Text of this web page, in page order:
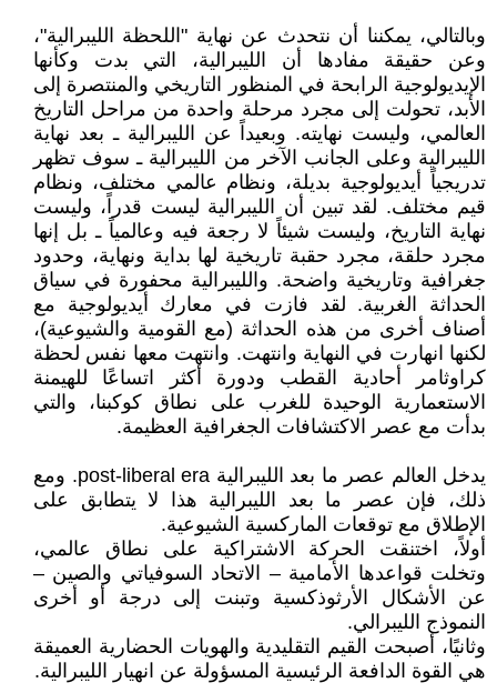
وبالتالي، يمكننا أن نتحدث عن نهاية "اللحظة الليبرالية"،
وعن حقيقة مفادها أن الليبرالية، التي بدت وكأنها
الإيديولوجية الرابحة في المنظور التاريخي والمنتصرة إلى
الأبد، تحولت إلى مجرد مرحلة واحدة من مراحل التاريخ
العالمي، وليست نهايته. وبعيداً عن الليبرالية ـ بعد نهاية
الليبرالية وعلى الجانب الآخر من الليبرالية ـ سوف تظهر
تدريجياً أيديولوجية بديلة، ونظام عالمي مختلف، ونظام
قيم مختلف. لقد تبين أن الليبرالية ليست قدراً، وليست
نهاية التاريخ، وليست شيئاً لا رجعة فيه وعالمياً ـ بل إنها
مجرد حلقة، مجرد حقبة تاريخية لها بداية ونهاية، وحدود
جغرافية وتاريخية واضحة. والليبرالية محفورة في سياق
الحداثة الغربية. لقد فازت في معارك أيديولوجية مع
أصناف أخرى من هذه الحداثة (مع القومية والشيوعية)،
لكنها انهارت في النهاية وانتهت. وانتهت معها نفس لحظة
كراوثامر أحادية القطب ودورة أكثر اتساعًا للهيمنة
الاستعمارية الوحيدة للغرب على نطاق كوكبنا، والتي
بدأت مع عصر الاكتشافات الجغرافية العظيمة.
يدخل العالم عصر ما بعد الليبرالية post-liberal era. ومع
ذلك، فإن عصر ما بعد الليبرالية هذا لا يتطابق على
الإطلاق مع توقعات الماركسية الشيوعية.
أولاً، اختنقت الحركة الاشتراكية على نطاق عالمي،
وتخلت قواعدها الأمامية – الاتحاد السوفياتي والصين –
عن الأشكال الأرثوذكسية وتبنت إلى درجة أو أخرى
النموذج الليبرالي.
وثانيًا، أصبحت القيم التقليدية والهويات الحضارية العميقة
هي القوة الدافعة الرئيسية المسؤولة عن انهيار الليبرالية.